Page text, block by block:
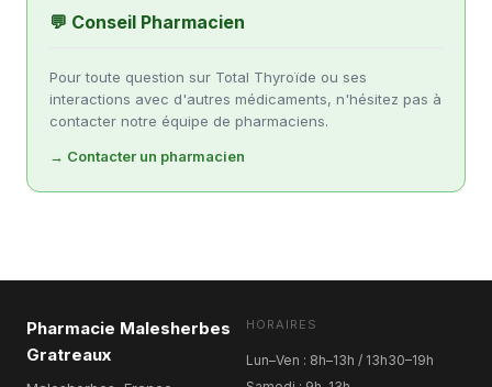
💬 Conseil Pharmacien
Pour toute question sur Total Thyroïde ou ses
interactions avec d'autres médicaments, n'hésitez pas à
contacter notre équipe de pharmaciens.
→ Contacter un pharmacien
Pharmacie Malesherbes
Gratreaux
HORAIRES
Lun–Ven : 8h–13h / 13h30–19h